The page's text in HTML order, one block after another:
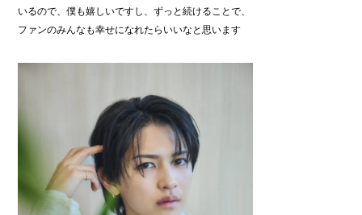
いるので、僕も嬉しいですし、ずっと続けることで、
ファンのみんなも幸せになれたらいいなと思います